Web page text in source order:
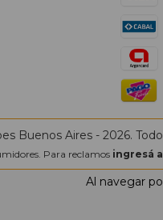
Al navegar
Buenos Aires - 2026.
Para reclamos ingresá